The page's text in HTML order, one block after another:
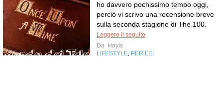
ho davvero pochissimo tempo oggi,
perciò vi scrivo una recensione breve
sulla seconda stagione di The 100.
Leggere il seguito
Da Hayls
LIFESTYLE PER LEI